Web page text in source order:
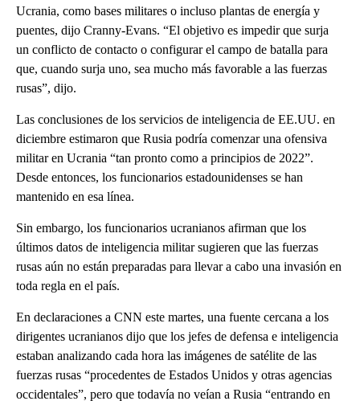
Ucrania, como bases militares o incluso plantas de energía y
puentes, dijo Cranny-Evans. “El objetivo es impedir que surja
un conflicto de contacto o configurar el campo de batalla para
que, cuando surja uno, sea mucho más favorable a las fuerzas
rusas”, dijo.
Las conclusiones de los servicios de inteligencia de EE.UU. en
diciembre estimaron que Rusia podría comenzar una ofensiva
militar en Ucrania “tan pronto como a principios de 2022”.
Desde entonces, los funcionarios estadounidenses se han
mantenido en esa línea.
Sin embargo, los funcionarios ucranianos afirman que los
últimos datos de inteligencia militar sugieren que las fuerzas
rusas aún no están preparadas para llevar a cabo una invasión en
toda regla en el país.
En declaraciones a CNN este martes, una fuente cercana a los
dirigentes ucranianos dijo que los jefes de defensa e inteligencia
estaban analizando cada hora las imágenes de satélite de las
fuerzas rusas “procedentes de Estados Unidos y otras agencias
occidentales”, pero que todavía no veían a Rusia “entrando en